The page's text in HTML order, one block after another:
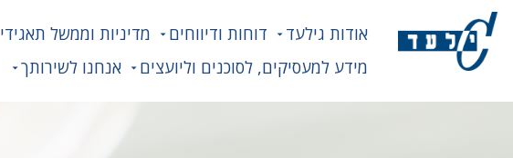
אודות גילעד דוחות ודיווחים מדיניות וממשל תאגידי
מידע למעסיקים, לסוכנים וליועצים
אנחנו לשירותך